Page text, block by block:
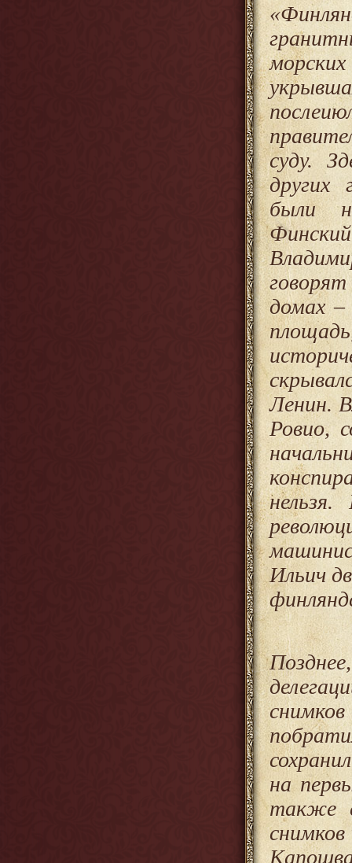
«
суду.
других
были
домах –
Ленин.
Ровио,
Ильич
на
также